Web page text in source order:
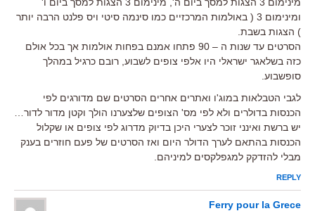
ומינימום 3 ( באולמות המרכזיים כמו סינמה סיטי ויס פלנט הרבה יותר
) הצגות בשבת.
הסרטים עד שנות ה – 90 פתחו אמנם בפחות אולמות אך בכל אולם
כזה בשלאגר ישראלי היו אלפי צופים לשבוע, רובם כרגיל במהלך
סופשבוע.
לגבי הטבלאות במוג'ו ואתרים אחרים הסרטים שם מדורגים לפי
הכנסות בדולרים ולא לפי מס' הצופים שלצערנו הולך וקטן מדור לדור…
יש ברשת ואינני זוכר לצערי היכן בדיוק מדרוג לפי צופים או שקלול
הכנסות בהתאם לערך הדולר היום ואז הסרטים של פעם חוזרים בענק
מבלי להזדקק למגפלקסים למיניהם.
REPLY
Ferry pour la Grece